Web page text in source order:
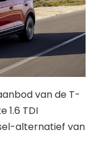
van de T-
1.6 TDI
alternatief van